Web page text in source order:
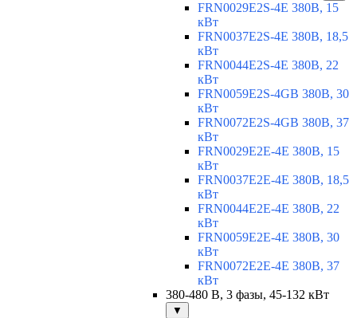
FRN0029E2S-4E 380В, 15
кВт
FRN0037E2S-4E 380В, 18,5
кВт
FRN0044E2S-4E 380В, 22
кВт
FRN0059E2S-4GB 380В, 30
кВт
FRN0072E2S-4GB 380В, 37
кВт
FRN0029E2E-4E 380В, 15
кВт
FRN0037E2E-4E 380В, 18,5
кВт
FRN0044E2E-4E 380В, 22
кВт
FRN0059E2E-4E 380В, 30
кВт
FRN0072E2E-4E 380В, 37
кВт
380-480 В, 3 фазы, 45-132 кВт
▼